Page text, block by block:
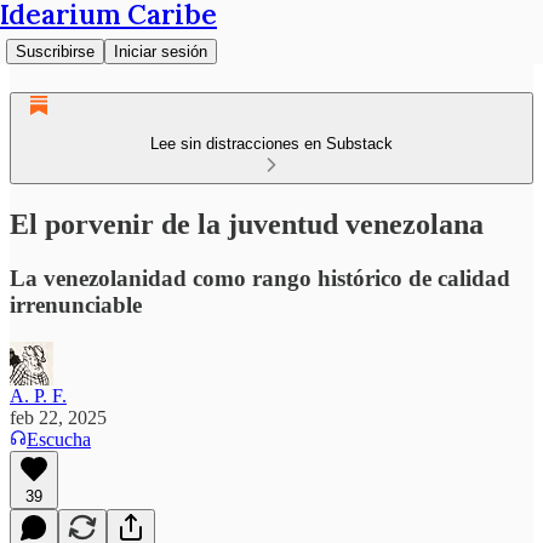
Idearium Caribe
Suscribirse Iniciar sesión
Lee sin distracciones en Substack
El porvenir de la juventud venezolana
La venezolanidad como rango histórico de calidad
irrenunciable
A. P. F.
feb 22, 2025
Escucha
39